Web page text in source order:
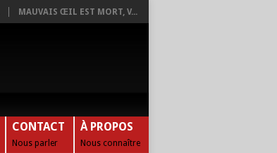
MAUVAIS ŒIL EST MORT, V...
CONTACT
Nous parler
À PROPOS
Nous connaître